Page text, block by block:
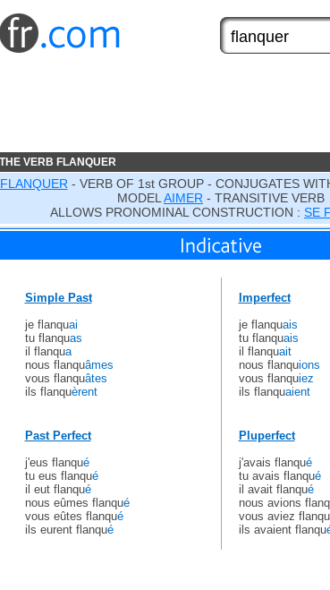
VERB FLANQUER
FLANQUER - VERB OF 1st GROUP - CONJUGATES
MODEL AIMER - TRANSITIVE VERB
ALLOWS PRONOMINAL CONSTRUCTION : SE
Simple Past
je flanquai
tu flanquas
il flanqua
nous flanquâmes
vous flanquâtes
ils flanquèrent
Past Perfect
j'eus flanqué
tu eus flanqué
il eut flanqué
nous eûmes flanqué
vous eûtes flanqué
ils eurent flanqué
Imperfect
je flanquais
tu flanquais
il flanquait
nous flanquions
vous flanquiez
ils flanquaient
Pluperfect
j'avais flanqué
tu avais flanqué
il avait flanqué
nous avions
vous aviez flanqu
ils avaient flanqu